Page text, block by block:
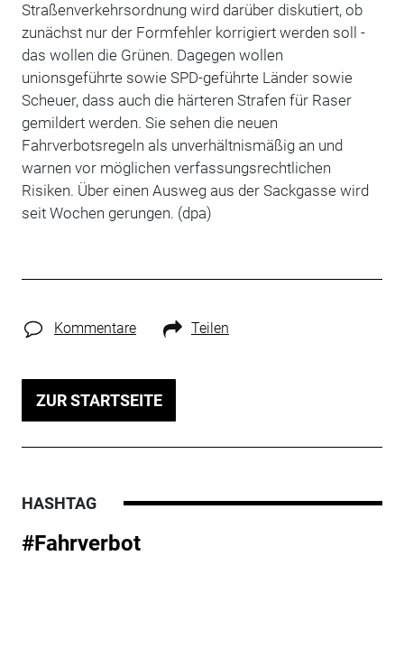
Straßenverkehrsordnung wird darüber diskutiert, ob
zunächst nur der Formfehler korrigiert werden soll -
das wollen die Grünen. Dagegen wollen
unionsgeführte sowie SPD-geführte Länder sowie
Scheuer, dass auch die härteren Strafen für Raser
gemildert werden. Sie sehen die neuen
Fahrverbotsregeln als unverhältnismäßig an und
warnen vor möglichen verfassungsrechtlichen
Risiken. Über einen Ausweg aus der Sackgasse wird
seit Wochen gerungen. (dpa)
Kommentare Teilen
ZUR STARTSEITE
HASHTAG
#Fahrverbot